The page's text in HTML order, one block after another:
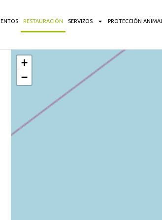
RESTAURACIÓN SERVIZOS PROTECCIÓN ANIMAL
+
−